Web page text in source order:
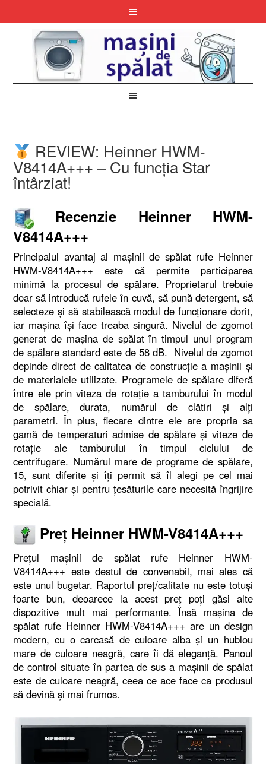
REVIEW: Heinner HWM-
V8414A+++ – Cu funcția Star
întârziat!
Recenzie Heinner HWM-
V8414A+++
Principalul avantaj al mașinii de spălat rufe Heinner
HWM-V8414A+++ este că permite participarea
minimă la procesul de spălare. Proprietarul trebuie
doar să introducă rufele în cuvă, să pună detergent, să
selecteze și să stabilească modul de funcționare dorit,
iar mașina îşi face treaba singură. Nivelul de zgomot
generat de mașina de spălat în timpul unui program
de spălare standard este de 58 dB. Nivelul de zgomot
depinde direct de calitatea de construcție a mașinii și
de materialele utilizate. Programele de spălare diferă
între ele prin viteza de rotație a tamburului în modul
de spălare, durata, numărul de clătiri și alți
parametri. În plus, fiecare dintre ele are propria sa
gamă de temperaturi admise de spălare și viteze de
rotație ale tamburului în timpul ciclului de
centrifugare. Numărul mare de programe de spălare,
15, sunt diferite și îți permit să îl alegi pe cel mai
potrivit chiar și pentru țesăturile care necesită îngrijire
specială.
Preț Heinner HWM-V8414A+++
Prețul mașinii de spălat rufe Heinner HWM-
V8414A+++ este destul de convenabil, mai ales că
este unul bugetar. Raportul preț/calitate nu este totuși
foarte bun, deoarece la acest preț poți găsi alte
dispozitive mult mai performante. Însă mașina de
spălat rufe Heinner HWM-V8414A+++ are un design
modern, cu o carcasă de culoare alba și un hublou
mare de culoare neagră, care îi dă eleganță. Panoul
de control situate în partea de sus a mașinii de spălat
este de culoare neagră, ceea ce ace face ca produsul
să devină și mai frumos.